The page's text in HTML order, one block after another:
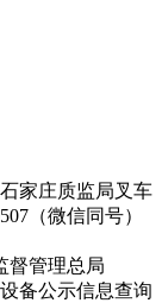
家庄质监局叉车
（微信同号）
督管理总局
设备公示信息查询